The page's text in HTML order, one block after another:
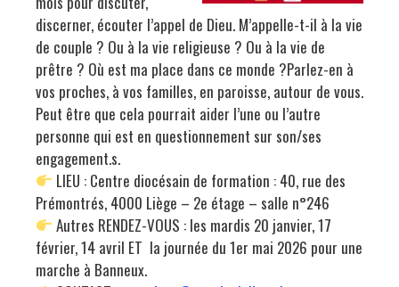
discerner, écouter l’appel de Dieu. M’appelle-t-il à la vie
de couple ? Ou à la vie religieuse ? Ou à la vie de
prêtre ? Où est ma place dans ce monde ?Parlez-en à
vos proches, à vos familles, en paroisse, autour de vous.
Peut être que cela pourrait aider l’une ou l’autre
personne qui est en questionnement sur son/ses
engagement.s.
LIEU : Centre diocésain de formation : 40, rue des
Prémontrés, 4000 Liège – 2e étage – salle n°246
Autres RENDEZ-VOUS : les mardis 20 janvier, 17
février, 14 avril ET la journée du 1er mai 2026 pour une
marche à Banneux.